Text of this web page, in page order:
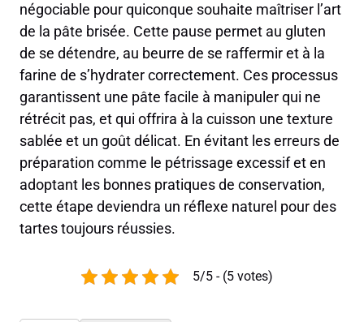
négociable pour quiconque souhaite maîtriser l’art
de la pâte brisée. Cette pause permet au gluten
de se détendre, au beurre de se raffermir et à la
farine de s’hydrater correctement. Ces processus
garantissent une pâte facile à manipuler qui ne
rétrécit pas, et qui offrira à la cuisson une texture
sablée et un goût délicat. En évitant les erreurs de
préparation comme le pétrissage excessif et en
adoptant les bonnes pratiques de conservation,
cette étape deviendra un réflexe naturel pour des
tartes toujours réussies.
5/5 - (5 votes)